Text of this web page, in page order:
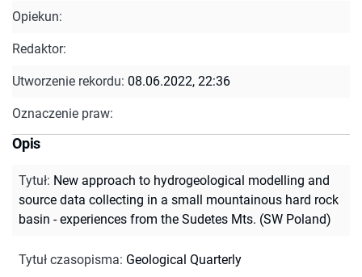
Opiekun:
Redaktor:
Utworzenie rekordu: 08.06.2022, 22:36
Oznaczenie praw:
Opis
Tytuł: New approach to hydrogeological modelling and
source data collecting in a small mountainous hard rock
basin - experiences from the Sudetes Mts. (SW Poland)
Tytuł czasopisma: Geological Quarterly